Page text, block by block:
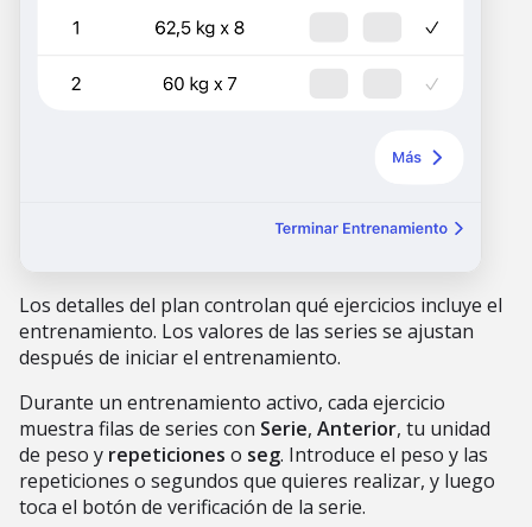
Los detalles del plan controlan qué ejercicios incluye el
entrenamiento. Los valores de las series se ajustan
después de iniciar el entrenamiento.
Durante un entrenamiento activo, cada ejercicio
muestra filas de series con Serie, Anterior, tu unidad
de peso y repeticiones o seg. Introduce el peso y las
repeticiones o segundos que quieres realizar, y luego
toca el botón de verificación de la serie.